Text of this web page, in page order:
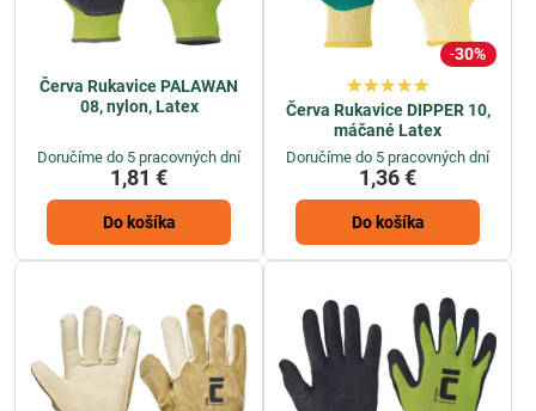
Červa Rukavice PALAWAN
08, nylon, Latex
Doručíme do 5 pracovných dní
1,81 €
Do košíka
30%
Červa Rukavice DIPPER 10,
máčané Latex
Doručíme do 5 pracovných dní
1,36 €
Do košíka